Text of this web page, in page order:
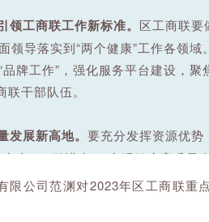
工商联工作新标准。 区工商联要
导落实到“两个健康”工作各领域
牌工作”，强化服务平台建设，聚
干部队伍。
展新高地。 要充分发挥资源优势
去”、“引进来”，实现健康高质量
策找企业”，着力打造高效惠企的
限公司范渊对2023年区工商联重